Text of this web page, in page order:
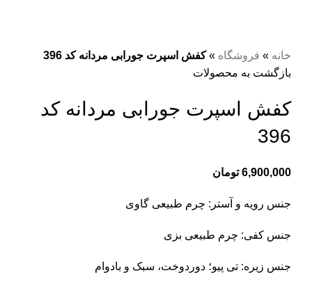
خانه » فروشگاه »کفش اسپرت جورابی مردانه کد 396
بازگشت به محصولات
کفش اسپرت جورابی مردانه کد
396
6,900,000 تومان
جنس رویه و آستر: چرم طبیعی گاوی
جنس کفی: چرم طبیعی بزی
جنس زیره: تی پیو؛ دوردوخت، سبک و بادوام